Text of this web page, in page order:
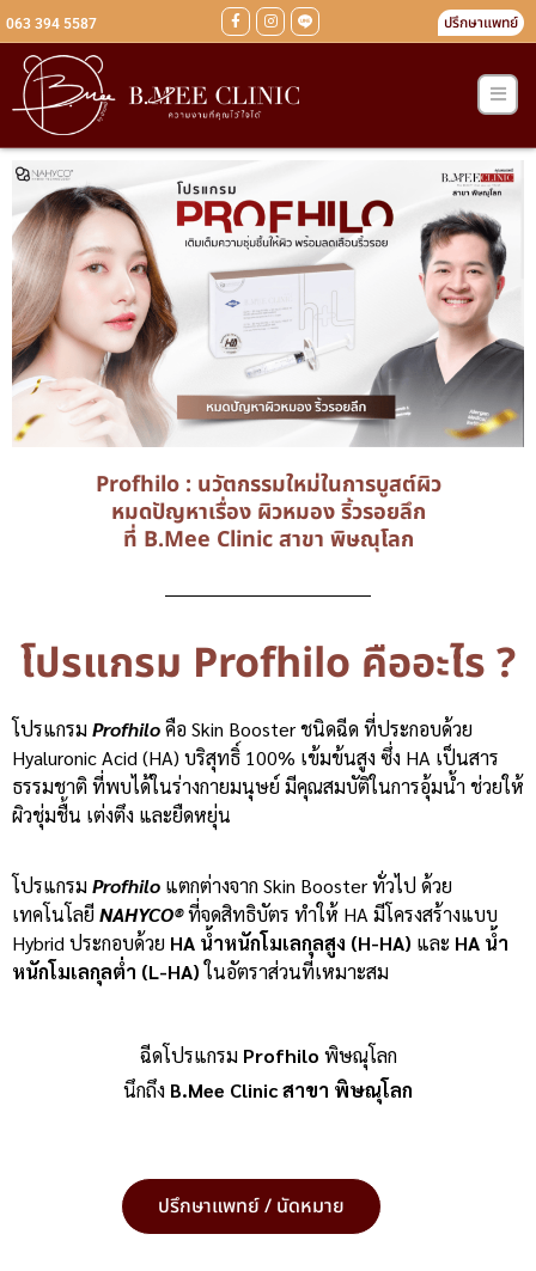
063 394 5587 ปรึกษาแพทย์
Profhilo : นวัตกรรมใหม่ในการบูสต์ผิว
หมดปัญหาเรื่อง ผิวหมอง ริ้วรอยลึก
ที่ B.Mee Clinic สาขา พิษณุโลก
โปรแกรม Profhilo คืออะไร ?
โปรแกรม Profhiloคือ Skin Booster ชนิดฉีด ที่ประกอบด้วย
Hyaluronic Acid (HA) บริสุทธิ์ 100% เข้มข้นสูง ซึ่ง HA เป็นสาร
ธรรมชาติ ที่พบได้ในร่างกายมนุษย์ มีคุณสมบัติในการอุ้มน้ำ ช่วยให้
ผิวชุ่มชื้น เต่งตึง และยืดหยุ่น
โปรแกรม Profhilo แตกต่างจาก Skin Booster ทั่วไป ด้วย
เทคโนโลยีNAHYCO®ที่จดสิทธิบัตร ทำให้ HA มีโครงสร้างแบบ
Hybrid ประกอบด้วย HA น้ำหนักโมเลกุลสูง (H-HA) และ HA น้ำ
หนักโมเลกุลต่ำ (L-HA)ในอัตราส่วนที่เหมาะสม
ฉีดโปรแกรม Profhilo พิษณุโลก
นึกถึง B.Mee Clinic สาขา พิษณุโลก
ปรึกษาแพทย์ / นัดหมาย